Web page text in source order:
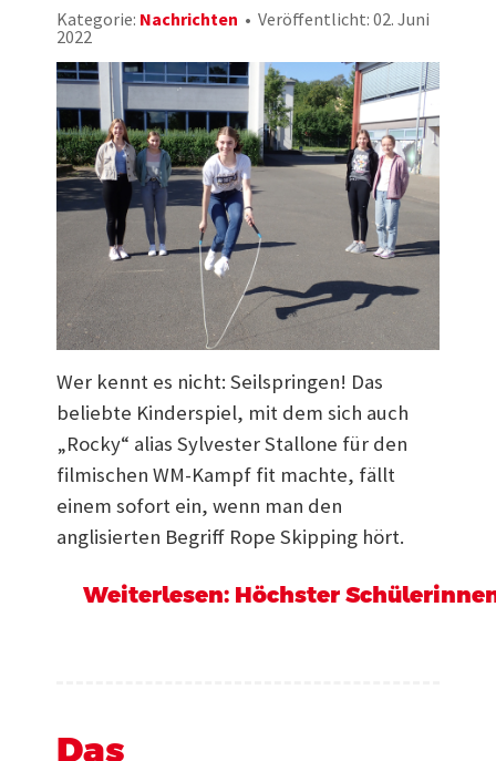
Kategorie: Nachrichten
Veröffentlicht: 02. Juni
2022
Wer kennt es nicht: Seilspringen! Das
beliebte Kinderspiel, mit dem sich auch
„Rocky“ alias Sylvester Stallone für den
filmischen WM-Kampf fit machte, fällt
einem sofort ein, wenn man den
anglisierten Begriff Rope Skipping hört.
Weiterlesen: Höchster
Das